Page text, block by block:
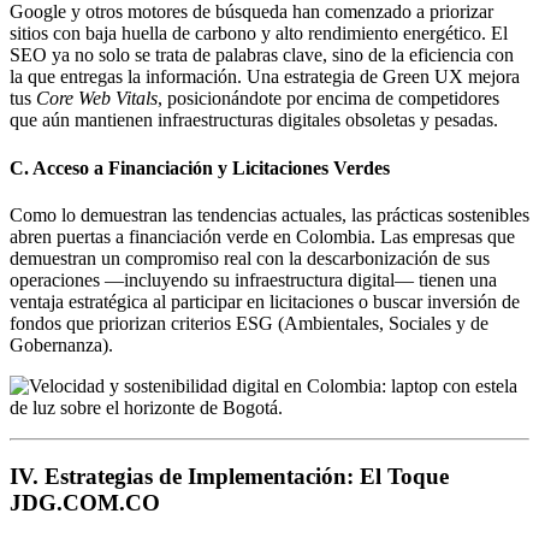
Google y otros motores de búsqueda han comenzado a priorizar
sitios con baja huella de carbono y alto rendimiento energético. El
SEO ya no solo se trata de palabras clave, sino de la eficiencia con
la que entregas la información. Una estrategia de Green UX mejora
tus Core Web Vitals, posicionándote por encima de competidores
que aún mantienen infraestructuras digitales obsoletas y pesadas.
C. Acceso a Financiación y Licitaciones Verdes
Como lo demuestran las tendencias actuales, las prácticas sostenibles
abren puertas a financiación verde en Colombia. Las empresas que
demuestran un compromiso real con la descarbonización de sus
operaciones —incluyendo su infraestructura digital— tienen una
ventaja estratégica al participar en licitaciones o buscar inversión de
fondos que priorizan criterios ESG (Ambientales, Sociales y de
Gobernanza).
IV. Estrategias de Implementación: El Toque
JDG.COM.CO